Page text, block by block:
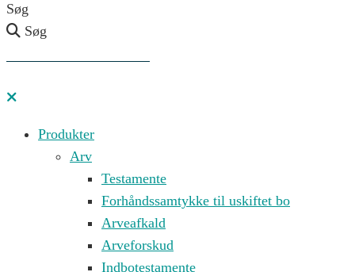
Søg
Søg
Produkter
Arv
Testamente
Forhåndssamtykke til uskiftet bo
Arveafkald
Arveforskud
Indbotestamente